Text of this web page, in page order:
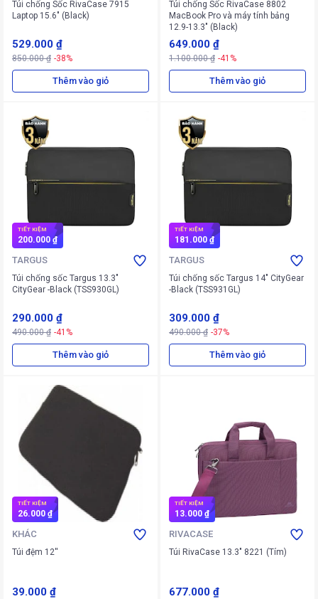
Túi chống Sốc RivaCase 7915
Laptop 15.6" (Black)
529.000 ₫
850.000 ₫ -38%
Thêm vào giỏ
Túi chống Sốc RivaCase 8802
MacBook Pro và máy tính bảng
12.9-13.3" (Black)
649.000 ₫
1.100.000 ₫ -41%
Thêm vào giỏ
TIẾT KIỆM
200.000 ₫
TARGUS
Túi chống sốc Targus 13.3"
CityGear -Black (TSS930GL)
290.000 ₫
490.000 ₫ -41%
Thêm vào giỏ
TIẾT KIỆM
181.000 ₫
TARGUS
Túi chống sốc Targus 14" CityGear
-Black (TSS931GL)
309.000 ₫
490.000 ₫ -37%
Thêm vào giỏ
TIẾT KIỆM
26.000 ₫
KHÁC
Túi đệm 12''
39.000 ₫
TIẾT KIỆM
13.000 ₫
RIVACASE
Túi RivaCase 13.3" 8221 (Tím)
677.000 ₫